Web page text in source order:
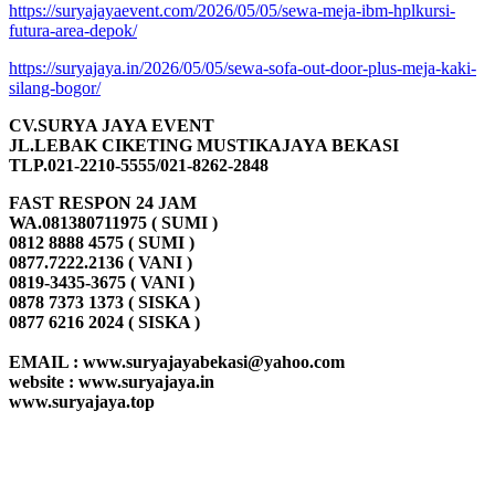
https://suryajayaevent.com/2026/05/05/sewa-meja-ibm-hplkursi-
futura-area-depok/
https://suryajaya.in/2026/05/05/sewa-sofa-out-door-plus-meja-kaki-
silang-bogor/
CV.SURYA JAYA EVENT
JL.LEBAK CIKETING MUSTIKAJAYA BEKASI
TLP.021-2210-5555/021-8262-2848
FAST RESPON 24 JAM
WA.081380711975 ( SUMI )
0812 8888 4575 ( SUMI )
0877.7222.2136 ( VANI )
0819-3435-3675 ( VANI )
0878 7373 1373 ( SISKA )
0877 6216 2024 ( SISKA )
EMAIL : www.suryajayabekasi@yahoo.com
website : www.suryajaya.in
www.suryajaya.top